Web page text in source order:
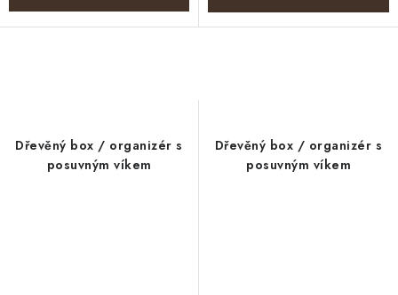
Dřevěný box / organizér s
posuvným víkem
Dřevěný box / organizér s
posuvným víkem